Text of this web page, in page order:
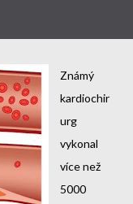
Známý
kardiochir
urg
vykonal
více než
5000